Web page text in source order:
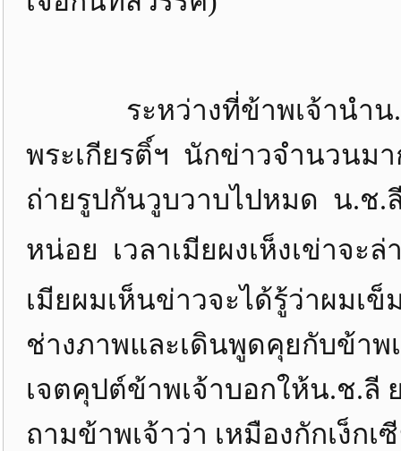
ระหว่างที่ข้าพเจ้านำน.ช.
พระเกียรติ์ฯ นักข่าวจำนวนม
ถ่ายรูปกันวูบวาบไปหมด น.ช.ลี
หน่อย เวลาเมียผงเห็งเข่าจะล่
เมียผมเห็นข่าวจะได้รู้ว่าผมเ
ช่างภาพและเดินพูดคุยกับข้าพ
เจตคุปต์ข้าพเจ้าบอกให้น.ช.ลี
ถามข้าพเจ้าว่า เหมืองกักเง็ก